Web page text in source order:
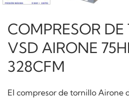
COMPRESOR
VSD AIRONE
328CFM
El compresor de tornillo Airone